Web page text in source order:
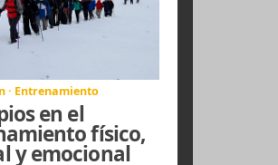
Como prevenir y
calmar dolores
cervicales con
técnicas de Medicina
Natural